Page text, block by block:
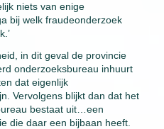
niets van enige
bij welk fraudeonderzoek
in dit geval de provincie
onderzoeksbureau inhuurt
dat eigenlijk
Vervolgens blijkt dan dat het
bestaat uit…een
die daar een bijbaan heeft.